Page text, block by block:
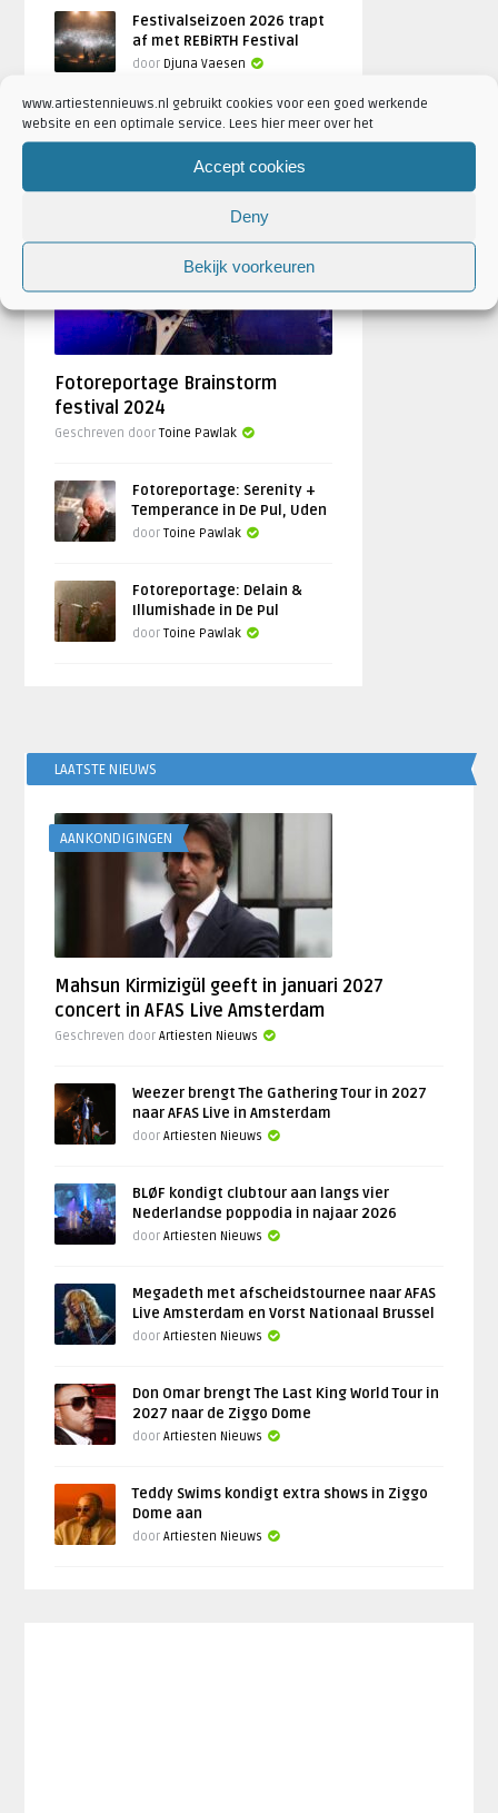
www.artiestennieuws.nl gebruikt cookies voor een goed werkende
website en een optimale service. Lees hier meer over het
Accept cookies
Deny
Bekijk voorkeuren
Festivalseizoen 2026 trapt
af met REBiRTH Festival
door Djuna Vaesen
Fotoreportage Brainstorm
festival 2024
Geschreven doorToine Pawlak
Fotoreportage: Serenity +
Temperance in De Pul, Uden
doorToine Pawlak
Fotoreportage: Delain &
Illumishade in De Pul
doorToine Pawlak
LAATSTE NIEUWS
AANKONDIGINGEN
Mahsun Kirmizigül geeft in januari 2027
concert in AFAS Live Amsterdam
Geschreven doorArtiesten Nieuws
Weezer brengt The Gathering Tour in 2027
naar AFAS Live in Amsterdam
doorArtiesten Nieuws
BLØF kondigt clubtour aan langs vier
Nederlandse poppodia in najaar 2026
doorArtiesten Nieuws
Megadeth met afscheidstournee naar AFAS
Live Amsterdam en Vorst Nationaal Brussel
doorArtiesten Nieuws
Don Omar brengt The Last King World Tour in
2027 naar de Ziggo Dome
doorArtiesten Nieuws
Teddy Swims kondigt extra shows in Ziggo
Dome aan
doorArtiesten Nieuws